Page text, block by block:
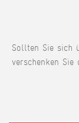
Sollten Sie sich
verschenken Sie